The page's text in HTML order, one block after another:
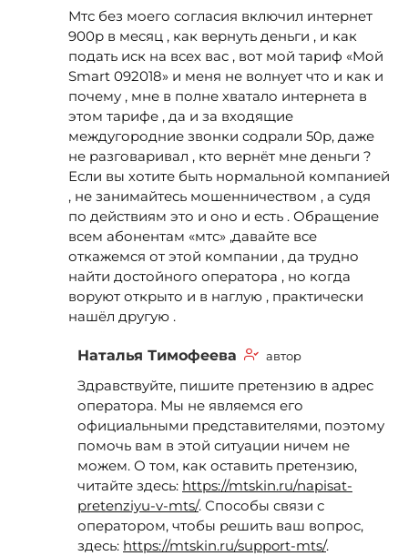
Мтс без моего согласия включил интернет
900р в месяц , как вернуть деньги , и как
подать иск на всех вас , вот мой тариф «Мой
Smart 092018» и меня не волнует что и как и
почему , мне в полне хватало интернета в
этом тарифе , да и за входящие
междугородние звонки содрали 50р, даже
не разговаривал , кто вернёт мне деньги ?
Если вы хотите быть нормальной компанией
, не занимайтесь мошенничеством , а судя
по действиям это и оно и есть . Обращение
всем абонентам «мтс» ,давайте все
откажемся от этой компании , да трудно
найти достойного оператора , но когда
воруют открыто и в наглую , практически
нашёл другую .
Наталья Тимофеева автор
Здравствуйте, пишите претензию в адрес
оператора. Мы не являемся его
официальными представителями, поэтому
помочь вам в этой ситуации ничем не
можем. О том, как оставить претензию,
читайте здесь: https://mtskin.ru/napisat-
pretenziyu-v-mts/. Способы связи с
оператором, чтобы решить ваш вопрос,
здесь: https://mtskin.ru/support-mts/.